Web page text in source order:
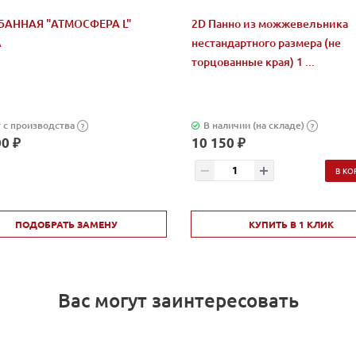
"АТМОСФЕРА L"
производства ?
₽
ПОДОБРАТЬ ЗАМЕНУ
2D Панно из можжевельника
нестандартного размера (не
торцованные края) 1 ...
В наличии (на складе) ?
10 150 ₽
В
КУПИТЬ В 1 КЛИК
Вас могут заинтересовать